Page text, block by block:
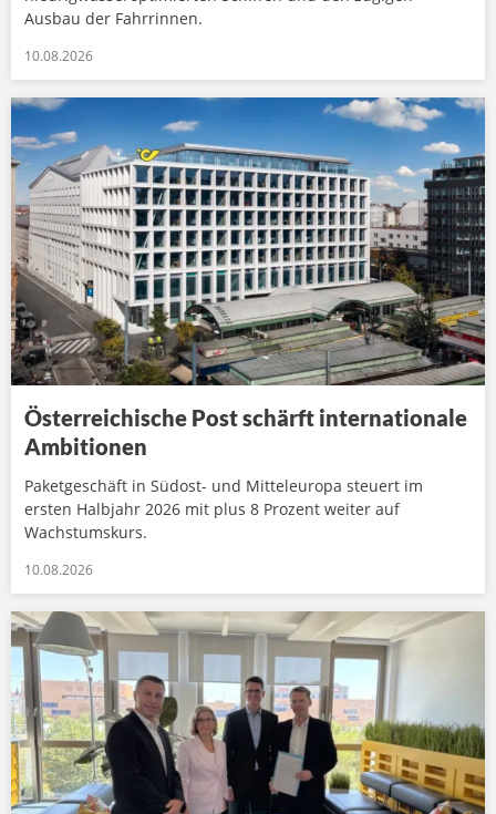
Ausbau der Fahrrinnen.
10.08.2026
Österreichische Post schärft internationale
Ambitionen
Paketgeschäft in Südost- und Mitteleuropa steuert im
ersten Halbjahr 2026 mit plus 8 Prozent weiter auf
Wachstumskurs.
10.08.2026